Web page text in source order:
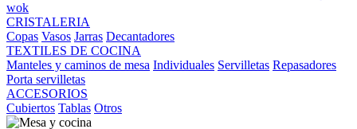
wok
CRISTALERIA
Copas Vasos Jarras Decantadores
TEXTILES DE COCINA
Manteles y caminos de mesa Individuales Servilletas Repasadores
Porta servilletas
ACCESORIOS
Cubiertos Tablas Otros